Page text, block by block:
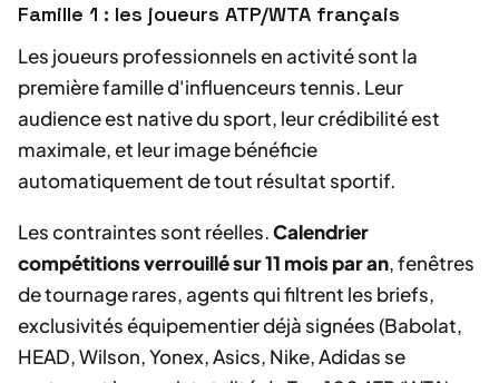
Famille 1 : les joueurs ATP/WTA français
Les joueurs professionnels en activité sont la
première famille d'influenceurs tennis. Leur
audience est native du sport, leur crédibilité est
maximale, et leur image bénéficie
automatiquement de tout résultat sportif.
Les contraintes sont réelles.Calendrier
compétitions verrouillé sur 11 mois par an, fenêtres
de tournage rares, agents qui filtrent les briefs,
exclusivités équipementier déjà signées (Babolat,
HEAD, Wilson, Yonex, Asics, Nike, Adidas se